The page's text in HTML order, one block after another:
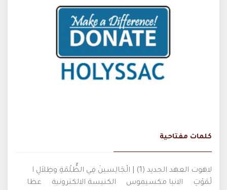
كلمات مفتاحية
لاهوت العهد الجديد (1) | الْجَالِسينَ فِي الظُّلْمَةِ وظِلاَلِ ا
لْمَوْتِ
الانبا مكسيموس الكنيسة الالكترونية
عظا